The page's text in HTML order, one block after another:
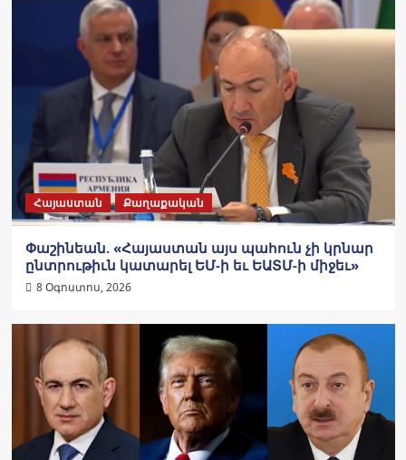
Հայաստան Քաղաքական
Փաշինեան. «Հայաստան այս պահուն չի կրնար
ընտրութիւն կատարել ԵՄ-ի եւ ԵԱՏՄ-ի միջեւ»
8 Օգոստոս, 2026